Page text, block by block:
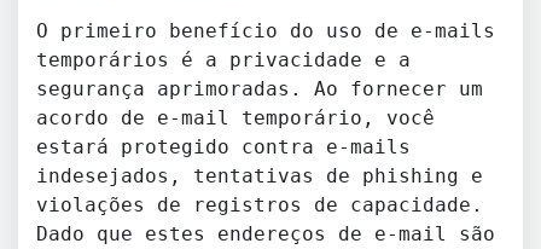
O primeiro benefício do uso de e-mails
temporários é a privacidade e a
segurança aprimoradas. Ao fornecer um
acordo de e-mail temporário, você
estará protegido contra e-mails
indesejados, tentativas de phishing e
violações de registros de capacidade.
Dado que estes endereços de e-mail são